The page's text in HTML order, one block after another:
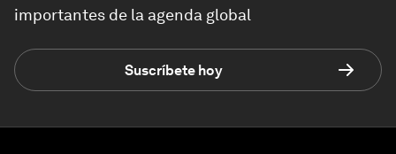
importantes de la agenda global
Suscríbete hoy